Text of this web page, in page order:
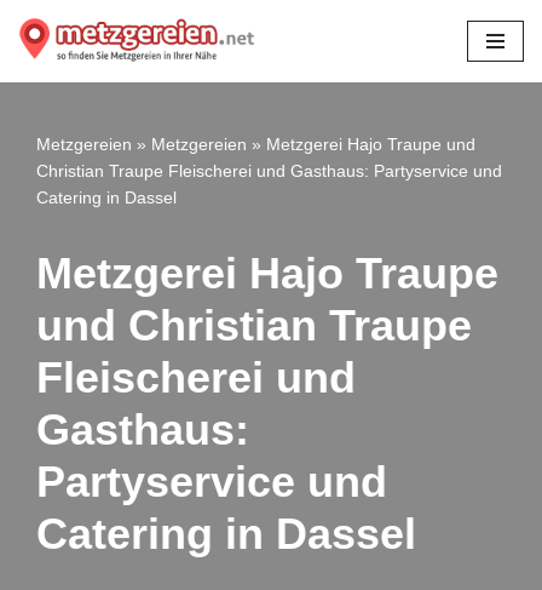
Zum
Metzgereien » Metzgereien » Metzgerei Hajo Traupe und
Christian Traupe Fleischerei und Gasthaus: Partyservice und
Catering in Dassel
Metzgerei Hajo Traupe
und Christian Traupe
Fleischerei und
Gasthaus:
Partyservice und
Catering in Dassel